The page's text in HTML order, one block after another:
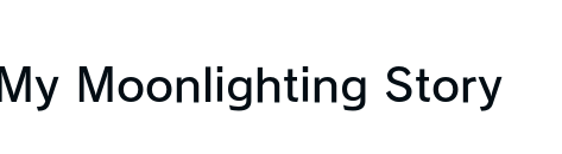
My Moonlighting Story